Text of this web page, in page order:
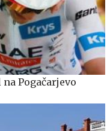
Pogačarjevo